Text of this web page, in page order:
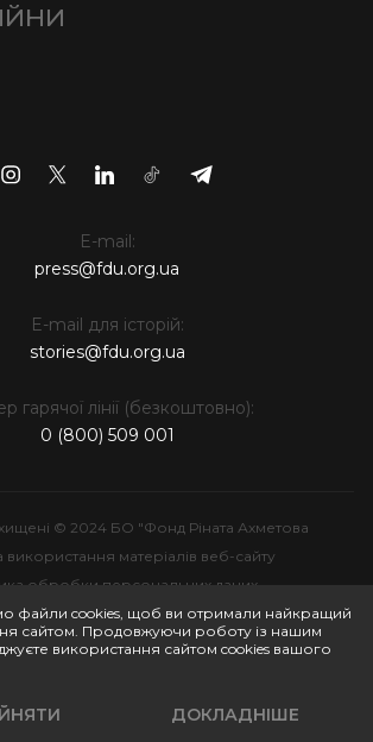
E-mail:
press@fdu.org.ua
E-mail для історій:
stories@fdu.org.ua
гарячої лінії (безкоштовно):
0 (800) 509 001
© 2024 БО "Фонд Ріната Ахметова
матеріалів веб-сайту
обробки персональних даних
Інтелектуальна власність
файли cookies, щоб ви отримали найкращий
сайтом. Продовжуючи роботу із нашим
використання сайтом cookies вашого
ДОКЛАДНІШЕ
Політики сайту